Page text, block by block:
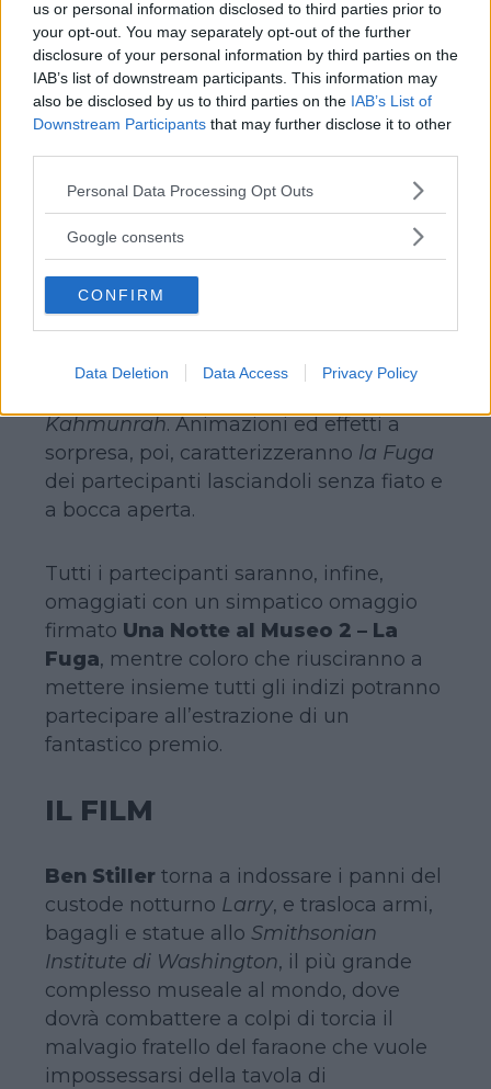
us or personal information disclosed to third parties prior to
your opt-out. You may separately opt-out of the further
disclosure of your personal information by third parties on the
IAB’s list of downstream participants. This information may
also be disclosed by us to third parties on the IAB’s List of
Downstream Participants that may further disclose it to other
Please note that this website/app uses one or more Google
not limited to your visit or usage behaviour. You may click to
use your data for below specified purposes in below Google
consent section.
Personal Data Processing Opt Outs
Google consents
CONFIRM
Data Deletion Data Access Privacy Policy
l’occasione ad aprire le porte del museo
e a condurre i visitatori verso l’ingresso e
a dar inizio alla caccia, gli “esploratori”
potranno prendere parte a un’avventura
unica nel suo genere e irripetibile
in carne e ossa del film. Non solo
Larry,
infatti, si prenderà cura dei visitatori, ma
anche gli altri protagonisti della
pellicola:il cowboy Jedediah
piccole dimensioni ma dal grande
coraggio, l’affascinanteaviatrice Amelia.
l’imperatore Napoleone Bonaparte, e il
Kahmunrah. Animazioni ed effetti a
sorpresa, poi, caratterizzeranno la Fuga
dei partecipanti lasciandoli senza fiato e
a bocca aperta.
Tutti i partecipanti saranno, infine,
omaggiati con un simpatico omaggio
firmato Una Notte al Museo 2 – La
Fuga, mentre coloro che riusciranno a
mettere insieme tutti gli indizi potranno
partecipare all’estrazione di un
fantastico premio.
IL FILM
Ben Stillertorna a indossare i panni del
custode notturno Larry, e trasloca armi,
bagagli e statue allo Smithsonian
Institute di Washington, il più grande
complesso museale al mondo, dove
dovrà combattere a colpi di torcia il
malvagio fratello del faraone che vuole
impossessarsi della tavola di